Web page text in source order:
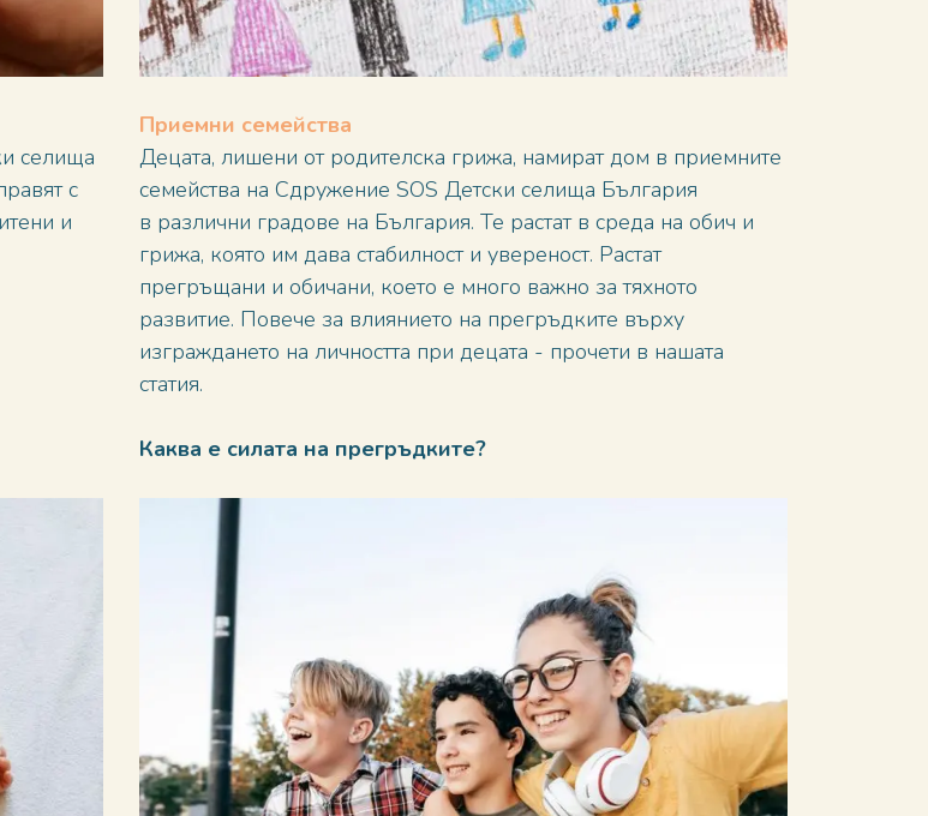
селища
с
и
Приемни семейства
Децата, лишени от родителска грижа, намират дом в приемните
семейства на Сдружение SOS Детски селища България
в различни градове на България. Те растат в среда на обич и
грижа, която им дава стабилност и увереност. Растат
прегръщани и обичани, което е много важно за тяхното
развитие. Повече за влиянието на прегръдките върху
изграждането на личността при децата - прочети в нашата
статия.
Каква е силата на прегръдките?